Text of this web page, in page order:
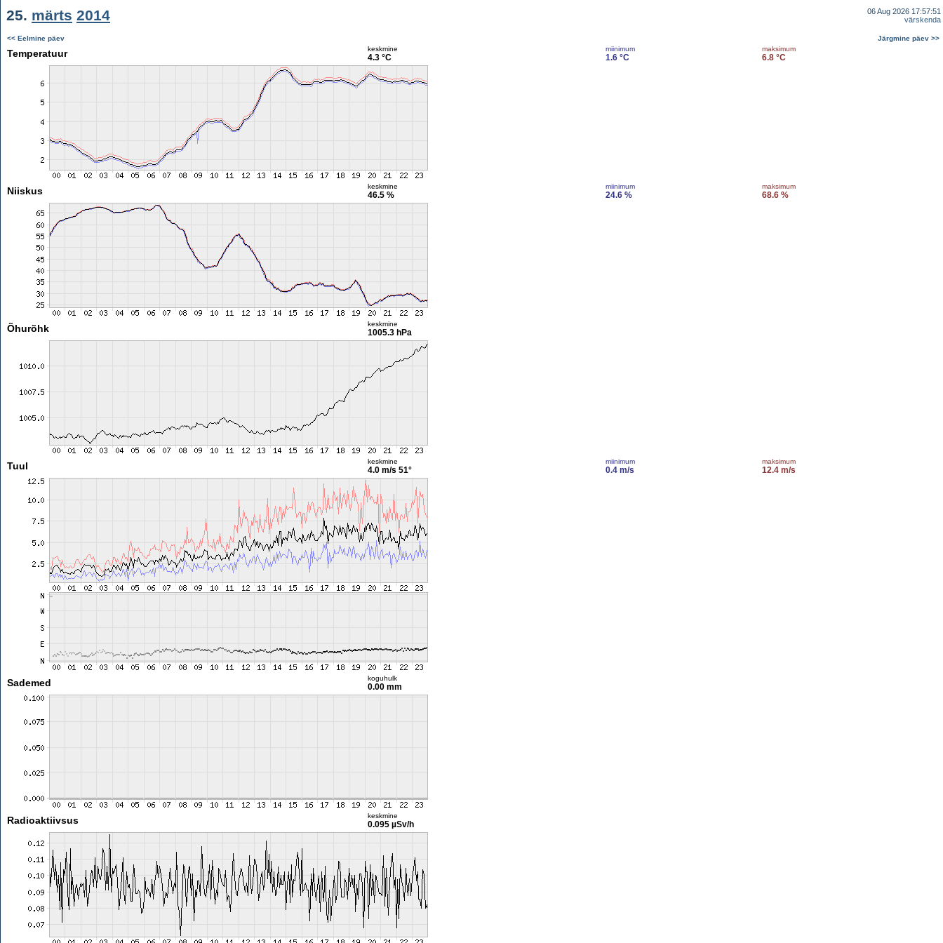
25. märts 2014
06 Aug 2026 17:57:51
värskenda
<< Eelmine päev Järgmine päev >>
Temperatuur keskmine
4.3 °C
miinimum
1.6 °C
maksimum
6.8 °C
Niiskus keskmine
46.5 %
miinimum
24.6 %
maksimum
68.6 %
Õhurõhk keskmine
1005.3 hPa
Tuul keskmine
4.0 m/s 51°
miinimum
0.4 m/s
maksimum
12.4 m/s
Sademed koguhulk
0.00 mm
Radioaktiivsus keskmine
0.095 µSv/h